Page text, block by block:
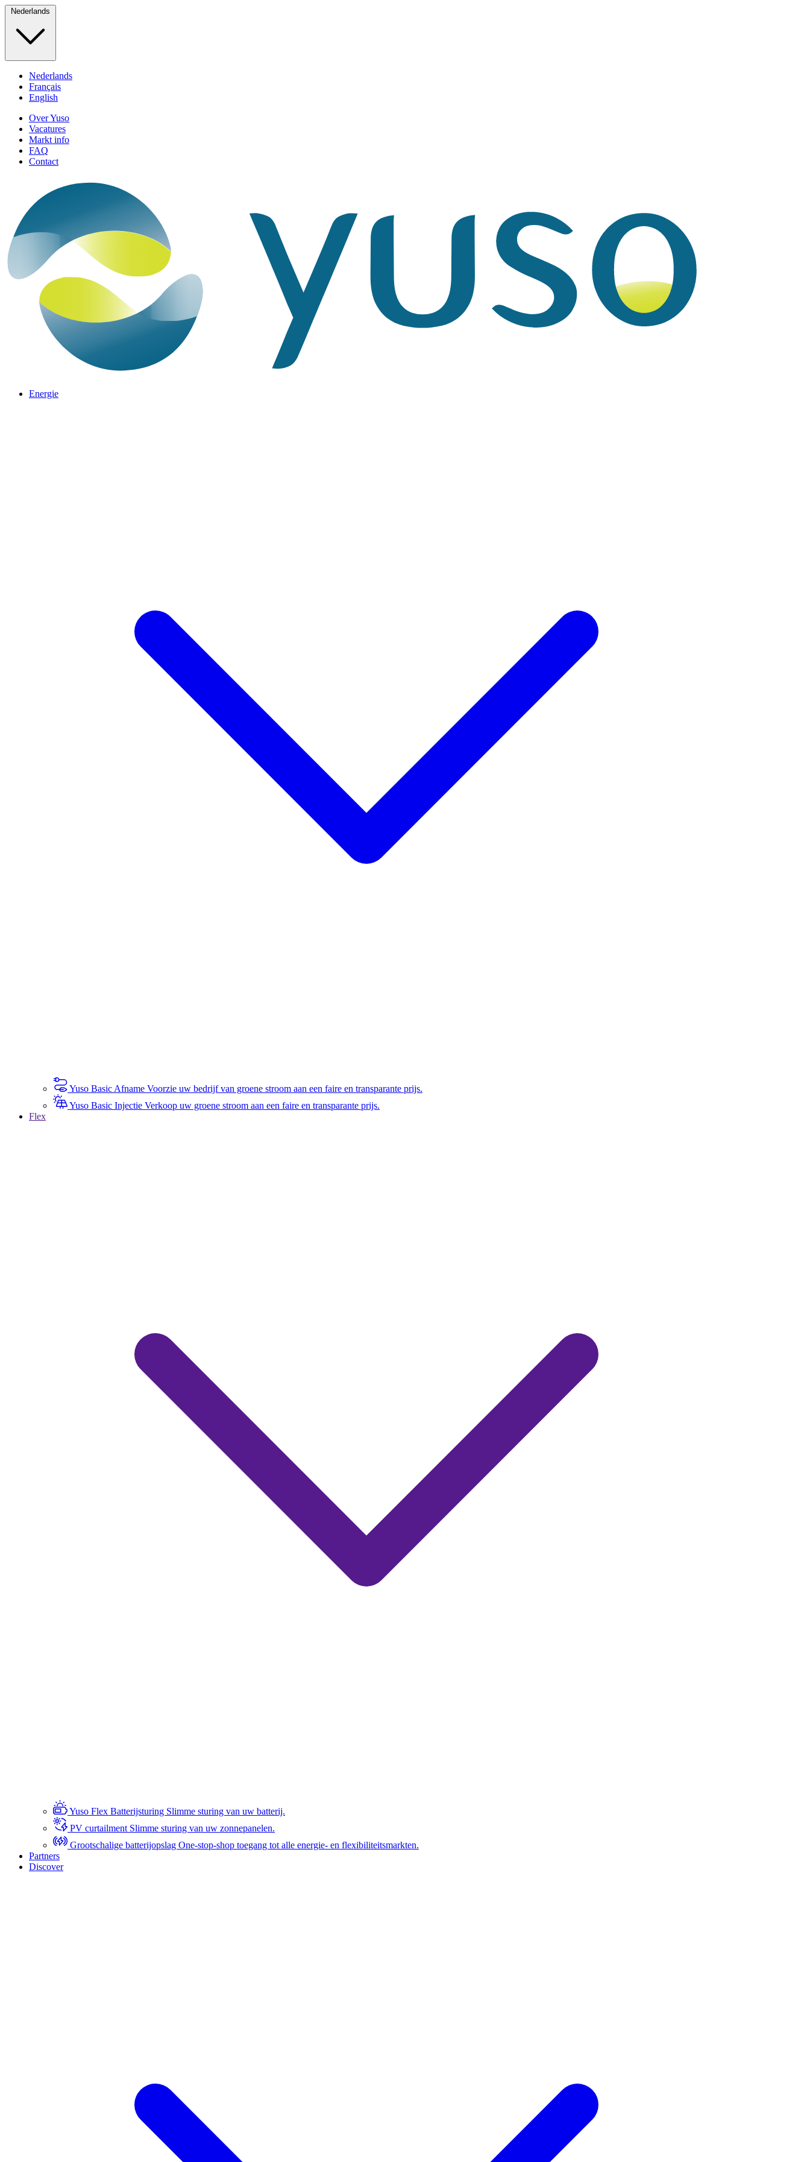
Nederlands
Nederlands
Français
English
Over Yuso
Vacatures
Markt info
FAQ
Contact
Energie
Yuso Basic Afname Voorzie uw bedrijf van groene stroom aan een faire en transparante prijs.
Yuso Basic Injectie Verkoop uw groene stroom aan een faire en transparante prijs.
Flex
Yuso Flex Batterijsturing Slimme sturing van uw batterij.
PV curtailment Slimme sturing van uw zonnepanelen.
Grootschalige batterijopslag One-stop-shop toegang tot alle energie- en flexibiliteitsmarkten.
Partners
Discover